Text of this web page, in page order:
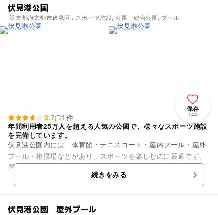
伏見港公園
京都府京都市伏見区 / スポーツ施設, 公園・総合公園, プール
保存
144
3.7
1件
年間利用者25万人を超える人気の公園で、様々なスポーツ施設
を完備しています。
伏見港公園内には、体育館・テニスコート・屋内プール・屋外
プール・相撲場などがあり、スポーツを楽しむのに最適です。
屋外プールには子供たちに人気のスライダーをはじめ、水深の
浅い児童プールや幼児プール...続きをみる
伏見港公園 屋外プール